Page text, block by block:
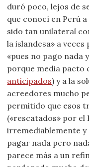
duró poco, lejos de
que conocí en Perú
sido tan unilateral
la islandesa» a
«pues no pago nada
porque media pacto
anticipados) y a la
acreedores mucho
permitido que esos
(«rescatados» por el
irremediablemente y
pagar nada pero
parece más a un